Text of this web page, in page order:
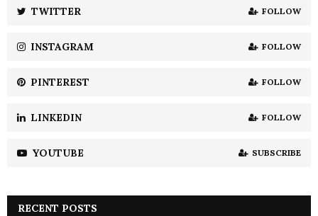
H
TWITTER FOLLOW
INSTAGRAM FOLLOW
PINTEREST FOLLOW
LINKEDIN FOLLOW
YOUTUBE SUBSCRIBE
RECENT POSTS